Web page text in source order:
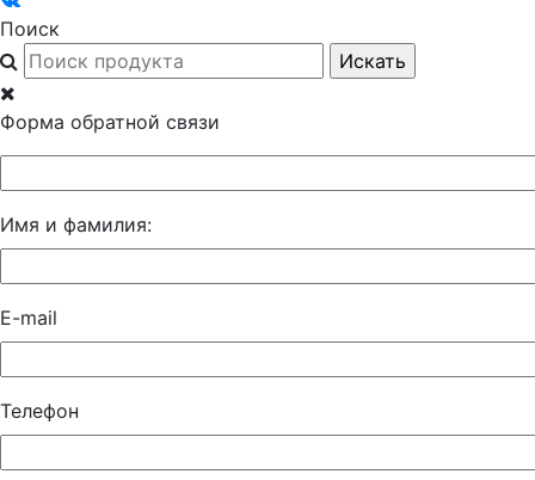
Поиск
Форма обратной связи
Имя и фамилия:
E-mail
Телефон